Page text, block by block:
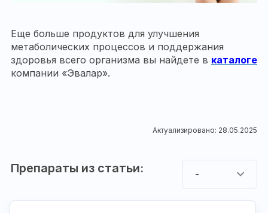
Еще больше продуктов для улучшения
метаболических процессов и поддержания
здоровья всего организма вы найдете в каталоге
компании «Эвалар».
Актуализировано: 28.05.2025
Препараты из статьи: -